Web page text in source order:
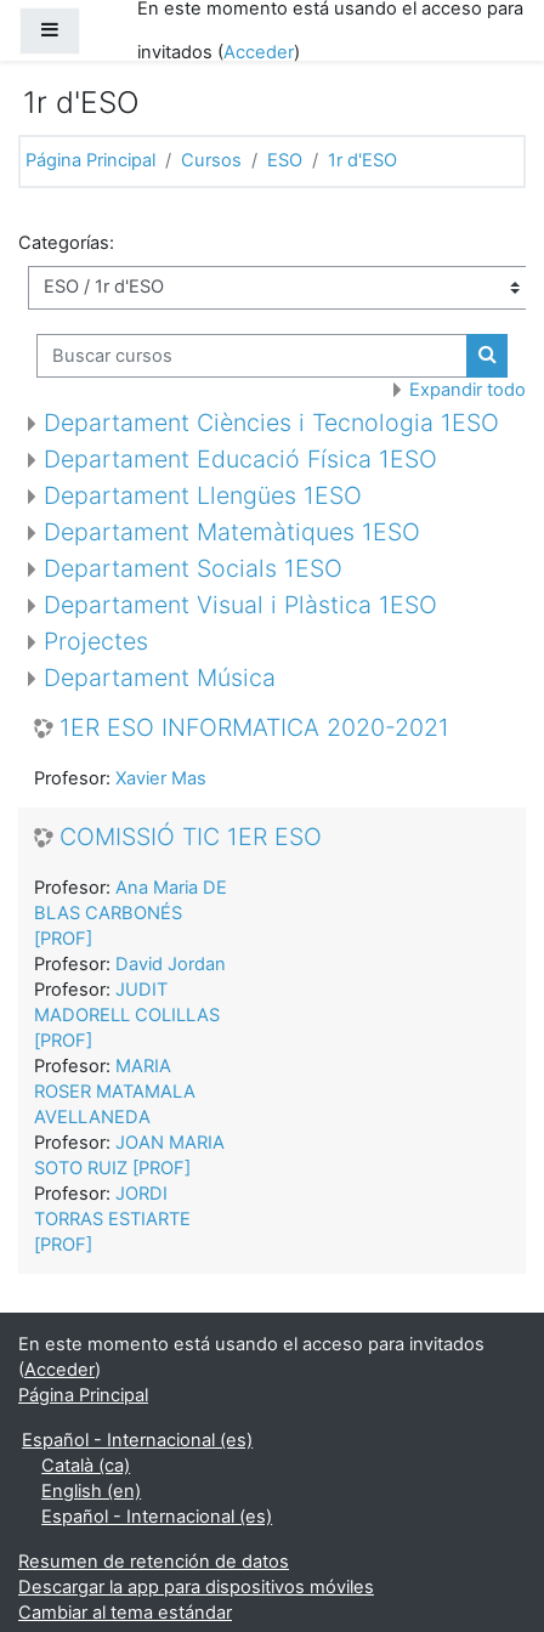
Salta al contenido principalEn este momento está usando el acceso para
invitados (Acceder)
1r d'ESO
Página Principal Cursos ESO 1r d'ESO
Categorías:
Buscar cursos
Expandir todo
Departament Ciències i Tecnologia 1ESO
Departament Educació Física 1ESO
Departament Llengües 1ESO
Departament Matemàtiques 1ESO
Departament Socials 1ESO
Departament Visual i Plàstica 1ESO
Projectes
Departament Música
1ER ESO INFORMATICA 2020-2021
Profesor: Xavier Mas
COMISSIÓ TIC 1ER ESO
Profesor: Ana Maria DE
BLAS CARBONÉS
[PROF]
Profesor: David Jordan
Profesor: JUDIT
MADORELL COLILLAS
[PROF]
Profesor: MARIA
ROSER MATAMALA
AVELLANEDA
Profesor: JOAN MARIA
SOTO RUIZ [PROF]
Profesor: JORDI
TORRAS ESTIARTE
[PROF]
En este momento está usando el acceso para invitados
(Acceder)
Página Principal
Español - Internacional ‎(es)‎
Català ‎(ca)‎
English ‎(en)‎
Español - Internacional ‎(es)‎
Resumen de retención de datos
Descargar la app para dispositivos móviles
Cambiar al tema estándar